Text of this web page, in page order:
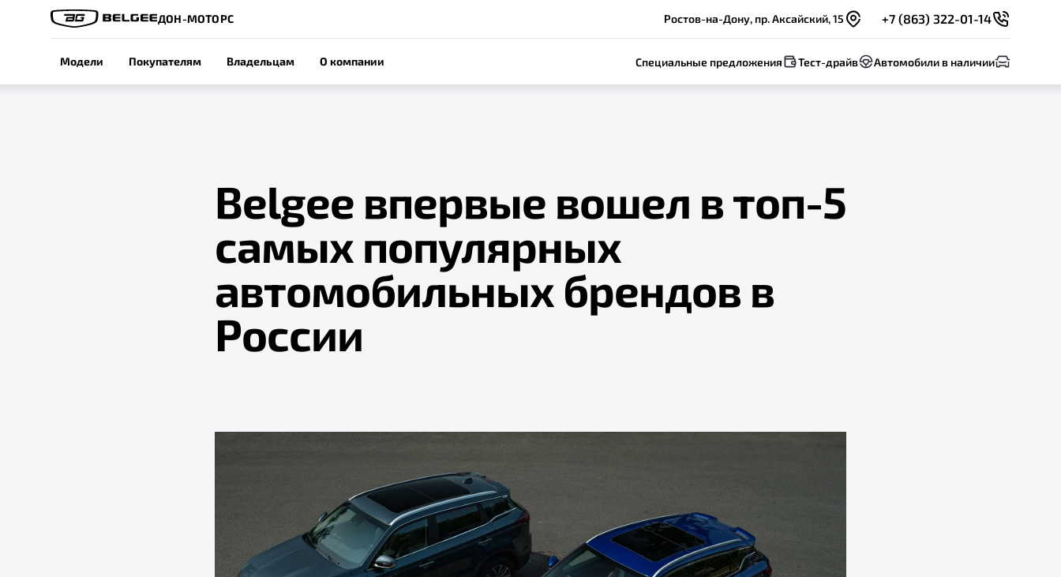
ДОН-МОТОРС Ростов-на-Дону, пр. Аксайский, 15 +7 (863) 322-01-14
Модели Покупателям Владельцам О компании Специальные предложения Тест-драйв Автомобили в наличии
Belgee впервые вошел в топ-5
самых популярных
автомобильных брендов в
России